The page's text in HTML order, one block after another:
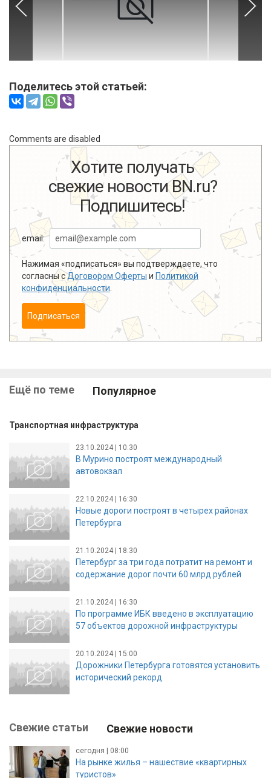
Поделитесь этой статьей:
Comments are disabled
Хотите получать
свежие новости BN.ru?
Подпишитесь!
email:
Нажимая «подписаться» вы подтверждаете, что
согласны сДоговором Оферты и Политикой
конфиденциальности
Подписаться
Ещё по теме Популярное
Транспортная инфраструктура
23.10.2024 | 10:30
В Мурино построят международный
автовокзал
22.10.2024 | 16:30
Новые дороги построят в четырех районах
Петербурга
21.10.2024 | 18:30
Петербург за три года потратит на ремонт и
содержание дорог почти 60 млрд рублей
21.10.2024 | 16:30
По программе ИБК введено в эксплуатацию
57 объектов дорожной инфраструктуры
20.10.2024 | 15:00
Дорожники Петербурга готовятся установить
исторический рекорд
Свежие статьи Свежие новости
сегодня | 08:00
На рынке жилья – нашествие «квартирных
туристов»